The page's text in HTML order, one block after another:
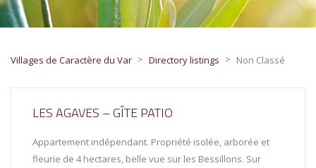
Villages de Caractère du Var > Directory listings > Non Classé
LES AGAVES – GÎTE PATIO
Appartement indépendant. Propriété isolée, arborée et
fleurie de 4 hectares, belle vue sur les Bessillons. Sur